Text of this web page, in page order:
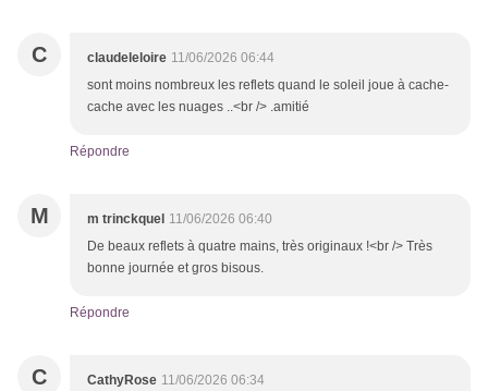
C claudeleloire 11/06/2026 06:44
sont moins nombreux les reflets quand le soleil joue à cache-
cache avec les nuages ..<br /> .amitié
Répondre
M m trinckquel 11/06/2026 06:40
De beaux reflets à quatre mains, très originaux !<br /> Très
bonne journée et gros bisous.
Répondre
C CathyRose 11/06/2026 06:34